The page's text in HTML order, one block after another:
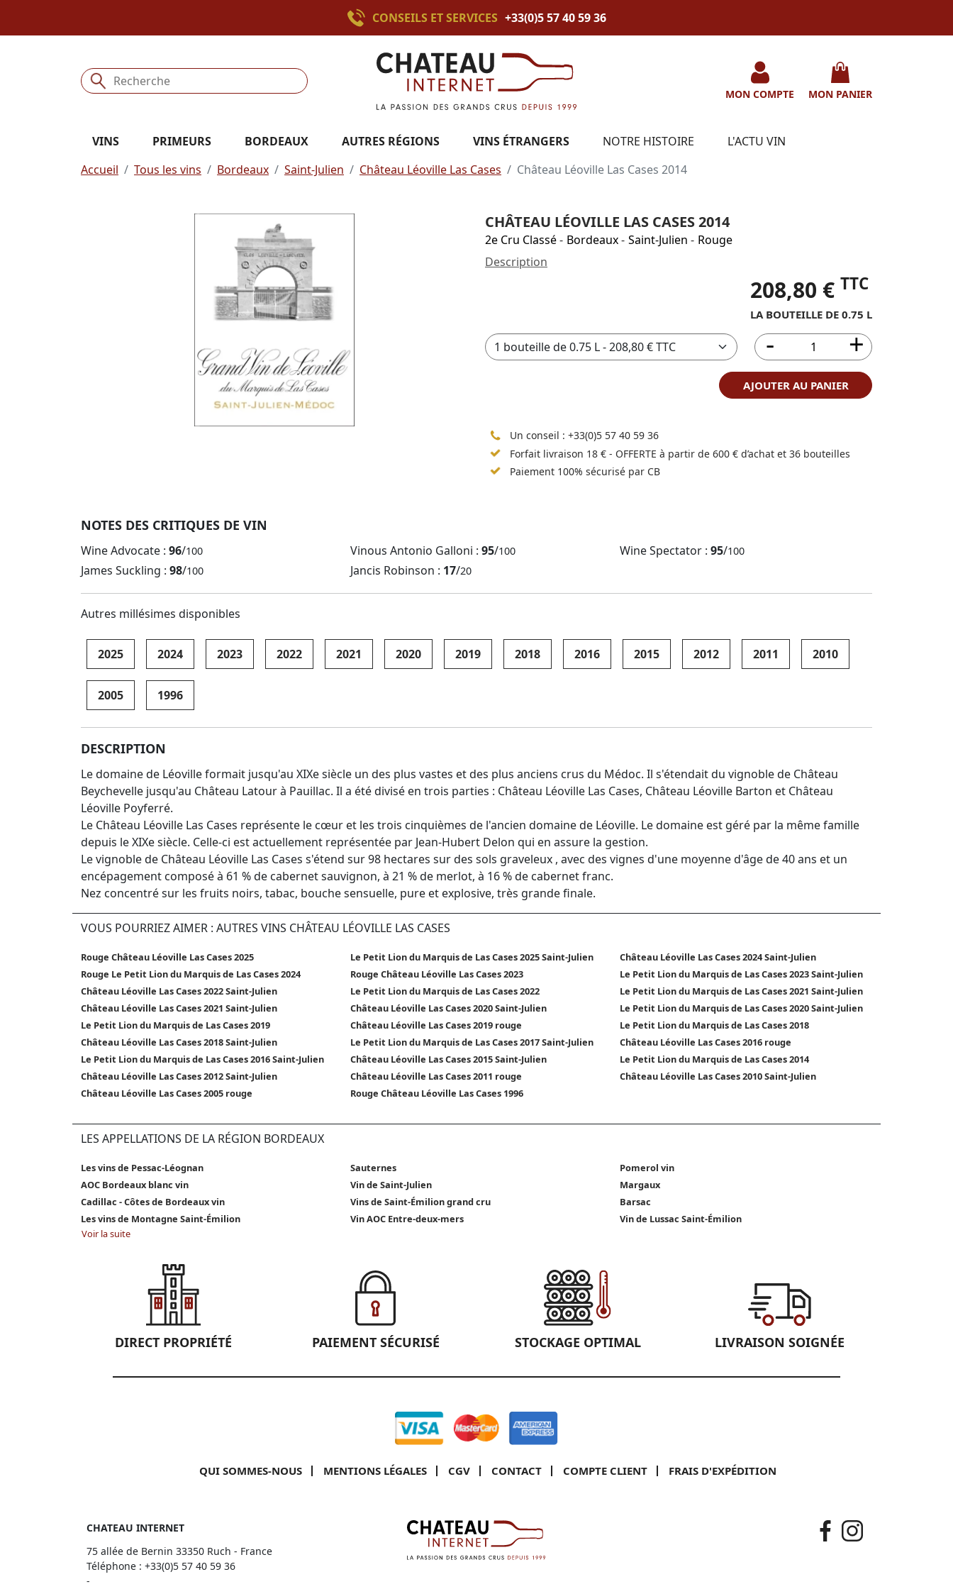
CONSEILS ET SERVICES +33(0)5 57 40 59 36
MON COMPTE MON PANIER
VINS PRIMEURS BORDEAUX AUTRES RÉGIONS VINS ÉTRANGERS NOTRE HISTOIRE
L'ACTU VIN
Accueil
Tous les vins Bordeaux Saint-Julien Château Léoville Las Cases Château Léoville Las Cases 2014
CHÂTEAU LÉOVILLE LAS CASES 2014
2e Cru Classé- Bordeaux- Saint-Julien - Rouge
Description
208,80 € TTC
LA BOUTEILLE DE 0.75 L
AJOUTER AU PANIER
Un conseil : +33(0)5 57 40 59 36
Forfait livraison 18 € - OFFERTE à partir de 600 € d’achat et 36 bouteilles
Paiement 100% sécurisé par CB
NOTES DES CRITIQUES DE VIN
Wine Advocate : 96/100 Vinous Antonio Galloni : 95/100 Wine Spectator : 95/100
James Suckling : 98/100 Jancis Robinson : 17/20
Autres millésimes disponibles
2025 2024 2023 2022 2021 2020 2019 2018 2016 2015 2012 2011 2010
2005 1996
DESCRIPTION
Le domaine de Léoville formait jusqu'au XIXe siècle un des plus vastes et des plus anciens crus du Médoc. Il s'étendait du vignoble de Château
Beychevelle jusqu'au Château Latour à Pauillac. Il a été divisé en trois parties : Château Léoville Las Cases, Château Léoville Barton et Château
Léoville Poyferré.
Le Château Léoville Las Cases représente le cœur et les trois cinquièmes de l'ancien domaine de Léoville. Le domaine est géré par la même famille
depuis le XIXe siècle. Celle-ci est actuellement représentée par Jean-Hubert Delon qui en assure la gestion.
Le vignoble de Château Léoville Las Cases s'étend sur 98 hectares sur des sols graveleux , avec des vignes d'une moyenne d'âge de 40 ans et un
encépagement composé à 61 % de cabernet sauvignon, à 21 % de merlot, à 16 % de cabernet franc.
Nez concentré sur les fruits noirs, tabac, bouche sensuelle, pure et explosive, très grande finale.
VOUS POURRIEZ AIMER : AUTRES VINS CHÂTEAU LÉOVILLE LAS CASES
Rouge Château Léoville Las Cases 2025 Le Petit Lion du Marquis de Las Cases 2025 Saint-Julien
Château Léoville Las Cases 2024 Saint-Julien
Rouge Le Petit Lion du Marquis de Las Cases 2024
Rouge Château Léoville Las Cases 2023
Le Petit Lion du Marquis de Las Cases 2023 Saint-Julien
Château Léoville Las Cases 2022 Saint-Julien
Le Petit Lion du Marquis de Las Cases 2022
Le Petit Lion du Marquis de Las Cases 2021 Saint-Julien
Château Léoville Las Cases 2021 Saint-Julien
Château Léoville Las Cases 2020 Saint-Julien
Le Petit Lion du Marquis de Las Cases 2020 Saint-Julien
Le Petit Lion du Marquis de Las Cases 2019
Château Léoville Las Cases 2019 rouge
Le Petit Lion du Marquis de Las Cases 2018
Château Léoville Las Cases 2018 Saint-Julien
Le Petit Lion du Marquis de Las Cases 2017 Saint-Julien
Château Léoville Las Cases 2016 rouge
Le Petit Lion du Marquis de Las Cases 2016 Saint-Julien
Château Léoville Las Cases 2015 Saint-Julien
Le Petit Lion du Marquis de Las Cases 2014
Château Léoville Las Cases 2012 Saint-Julien
Château Léoville Las Cases 2011 rouge
Château Léoville Las Cases 2010 Saint-Julien
Château Léoville Las Cases 2005 rouge
Rouge Château Léoville Las Cases 1996
LES APPELLATIONS DE LA RÉGION BORDEAUX
Les vins de Pessac-Léognan Sauternes
Pomerol vin
AOC Bordeaux blanc vin
Vin de Saint-Julien
Margaux
Cadillac - Côtes de Bordeaux vin
Vins de Saint-Émilion grand cru
Barsac
Les vins de Montagne Saint-Émilion
Vin AOC Entre-deux-mers
Vin de Lussac Saint-Émilion
Voir la suite
DIRECT PROPRIÉTÉ PAIEMENT SÉCURISÉ STOCKAGE OPTIMAL LIVRAISON SOIGNÉE
QUI SOMMES-NOUS MENTIONS LÉGALES CGV CONTACT COMPTE CLIENT FRAIS D'EXPÉDITION
CHATEAU INTERNET
75 allée de Bernin 33350 Ruch - France
Téléphone : +33(0)5 57 40 59 36
-